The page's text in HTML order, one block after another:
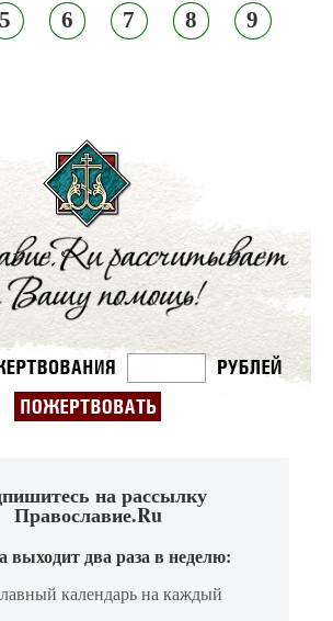
5 6 7 8 9
на рассылку
Православие.Ru
выходит два раза в неделю:
календарь на каждый